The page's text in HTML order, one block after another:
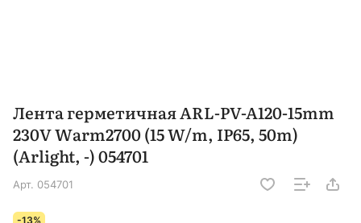
Лента герметичная ARL-PV-A120-15mm
230V Warm2700 (15 W/m, IP65, 50m)
(Arlight, -) 054701
Арт. 054701
-13%